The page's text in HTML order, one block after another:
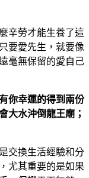
辛勞才能生養了這
要愛先生，就要像
毫無保留的愛自己
你幸運的得到兩份
大水沖倒龍王廟；
交換生活經驗和分
尤其重要的是如果